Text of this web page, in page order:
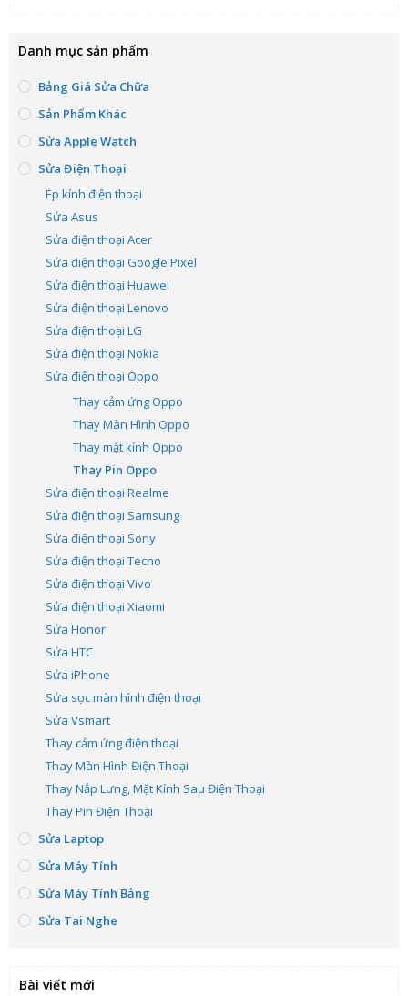
Danh mục sản phẩm
Bảng Giá Sửa Chữa
Sản Phẩm Khác
Sửa Apple Watch
Sửa Điện Thoại
Ép kính điện thoại
Sửa Asus
Sửa điện thoại Acer
Sửa điện thoại Google Pixel
Sửa điện thoại Huawei
Sửa điện thoại Lenovo
Sửa điện thoại LG
Sửa điện thoại Nokia
Sửa điện thoại Oppo
Thay cảm ứng Oppo
Thay Màn Hình Oppo
Thay mặt kính Oppo
Thay Pin Oppo
Sửa điện thoại Realme
Sửa điện thoại Samsung
Sửa điện thoại Sony
Sửa điện thoại Tecno
Sửa điện thoại Vivo
Sửa điện thoại Xiaomi
Sửa Honor
Sửa HTC
Sửa iPhone
Sửa sọc màn hình điện thoại
Sửa Vsmart
Thay cảm ứng điện thoại
Thay Màn Hình Điện Thoại
Thay Nắp Lưng, Mặt Kính Sau Điện Thoại
Thay Pin Điện Thoại
Sửa Laptop
Sửa Máy Tính
Sửa Máy Tính Bảng
Sửa Tai Nghe
Bài viết mới